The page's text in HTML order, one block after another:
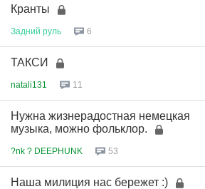
Кранты
Задний руль 6
ТАКСИ
natali131 11
Нужна жизнерадостная немецкая
музыка, можно фольклор.
?nk ? DEEPHUNK 53
Наша милиция нас бережет :)